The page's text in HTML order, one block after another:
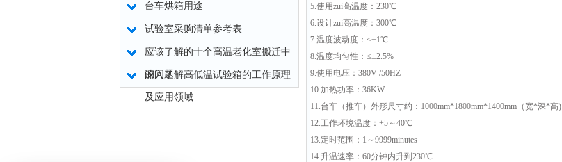
台车烘箱用途
试验室采购清单参考表
应该了解的十个高温老化室搬迁中
的问题
深入了解高低温试验箱的工作原理
及应用领域
5.使用zui高温度：230℃
6.设计zui高温度：300℃
7.温度波动度：≤±1℃
8.温度均匀性：≤±2.5%
9.使用电压：380V /50HZ
10.加热功率：36KW
11.台车（推车）外形尺寸约：1000mm*1800mm*1400mm（宽*深*高)
12.工作环境温度：+5～40℃
13.定时范围：1～9999minutes
14.升温速率：60分钟内升到230℃